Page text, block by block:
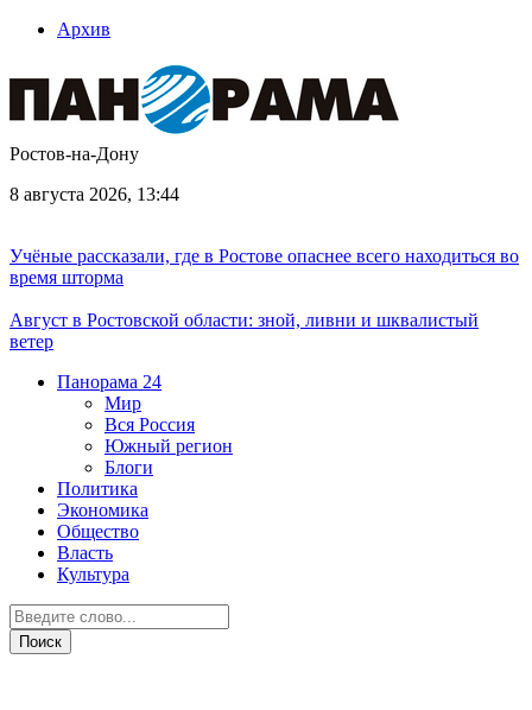
Архив
Ростов-на-Дону
8 августа 2026, 13:44
Учёные рассказали, где в Ростове опаснее всего находиться во
время шторма
Август в Ростовской области: зной, ливни и шквалистый
ветер
Панорама 24
Мир
Вся Россия
Южный регион
Блоги
Политика
Экономика
Общество
Власть
Культура